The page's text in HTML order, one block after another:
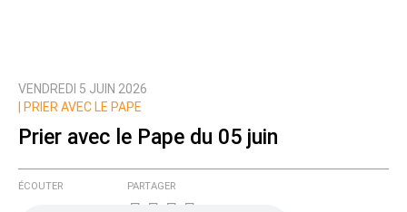
VENDREDI 5 JUIN 2026
PRIER AVEC LE PAPE
Prier avec le Pape du 05 juin
ÉCOUTER PARTAGER